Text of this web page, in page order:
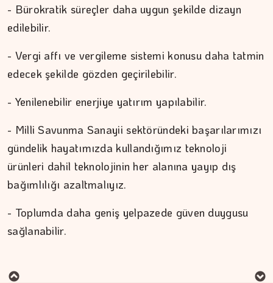
- Bürokratik süreçler daha uygun şekilde dizayn
edilebilir.
- Vergi affı ve vergileme sistemi konusu daha tatmin
edecek şekilde gözden geçirilebilir.
- Yenilenebilir enerjiye yatırım yapılabilir.
- Milli Savunma Sanayii sektöründeki başarılarımızı
gündelik hayatımızda kullandığımız teknoloji
ürünleri dahil teknolojinin her alanına yayıp dış
bağımlılığı azaltmalıyız.
- Toplumda daha geniş yelpazede güven duygusu
sağlanabilir.
MURAT DOĞAN